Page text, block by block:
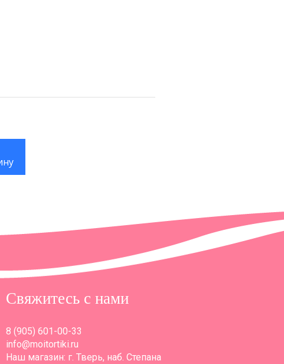
в
Свяжитесь с нами
8 (905) 601-00-33
info@moitortiki.ru
Наш магазин: г. Тверь, наб. Степана